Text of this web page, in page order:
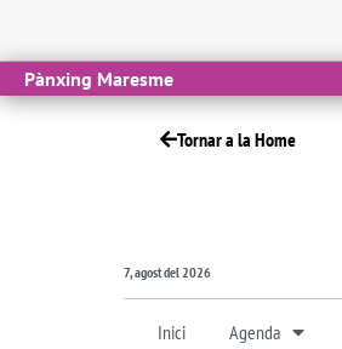
Pànxing Maresme
Tornar a la Home
7, agost del 2026
Inici Agenda